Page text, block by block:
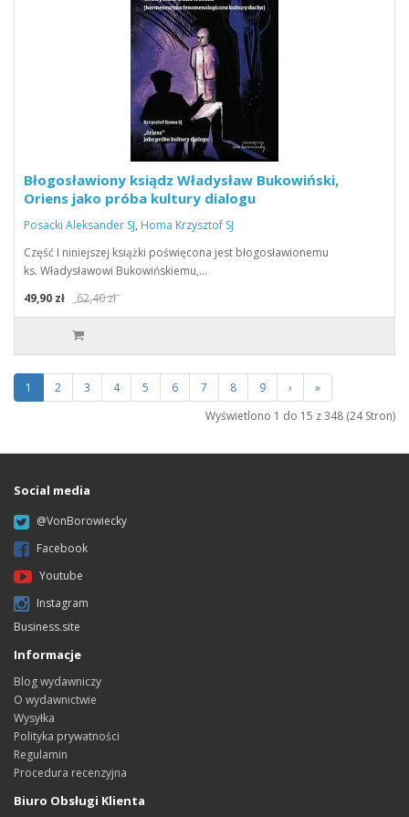
Błogosławiony ksiądz Władysław Bukowiński,
Oriens jako próba kultury dialogu
Posacki Aleksander SJ, Homa Krzysztof SJ
Część I niniejszej książki poświęcona jest błogosławionemu
ks. Władysławowi Bukowińskiemu,…
49,90 zł
62,40 zł
1 2 3 4 5 6 7 8 9 ›
»
Wyświetlono 1 do 15 z 348 (24 Stron)
Social media
@VonBorowiecky
Facebook
Youtube
Instagram
Business.site
Informacje
Blog wydawniczy
O wydawnictwie
Wysyłka
Polityka prywatności
Regulamin
Procedura recenzyjna
Biuro Obsługi Klienta